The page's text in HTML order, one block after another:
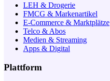
LEH & Drogerie
FMCG & Markenartikel
E-Commerce & Marktplätze
Telco & Abos
Medien & Streaming
Apps & Digital
Plattform